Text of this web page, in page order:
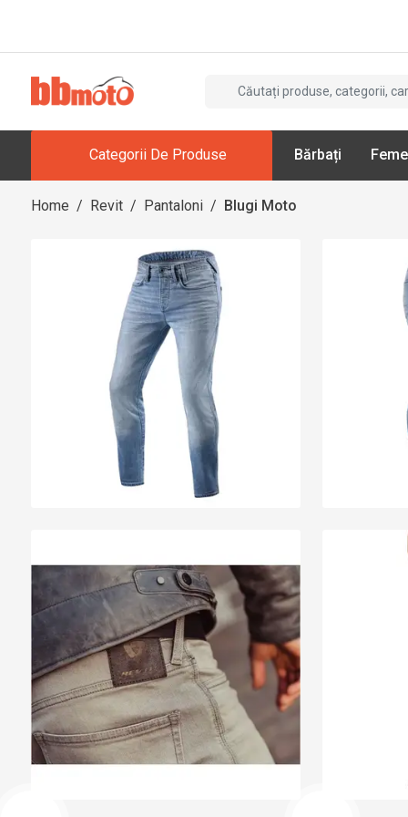
Categorii De Produse Bărbați
Home / Revit / Pantaloni / Blugi Moto